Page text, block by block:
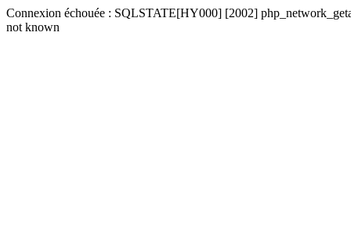
Connexion échouée : SQLSTATE[HY000] [2002]
not known